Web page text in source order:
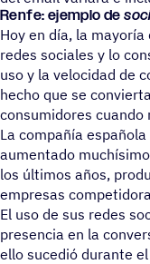
Renfe: ejemplo de
Hoy en día, la
redes sociales y lo
uso y la velocidad de
hecho que se
consumidores cuando
La compañía
aumentado
los últimos años,
empresas
El uso de sus redes
presencia en la
ello sucedió durante